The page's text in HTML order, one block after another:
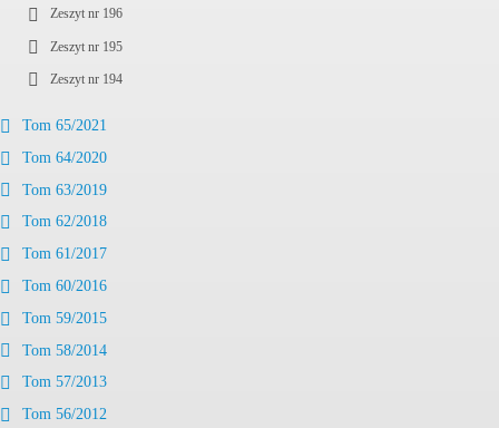
Zeszyt nr 196
Zeszyt nr 195
Zeszyt nr 194
Tom 65/2021
Tom 64/2020
Tom 63/2019
Tom 62/2018
Tom 61/2017
Tom 60/2016
Tom 59/2015
Tom 58/2014
Tom 57/2013
Tom 56/2012